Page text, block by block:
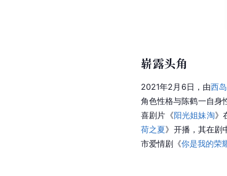
崭露头角
2021年2月6日，由西岛
角色性格与陈鹤一自身
喜剧片《阳光姐妹淘》
荷之夏》开播，其在剧
市爱情剧《你是我的荣